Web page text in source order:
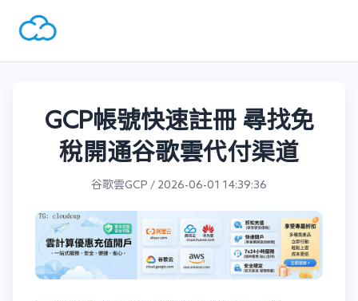
GCP帳號快速註冊 尋找免
稅開通谷歌雲代付渠道
谷歌雲GCP / 2026-06-01 14:39:36